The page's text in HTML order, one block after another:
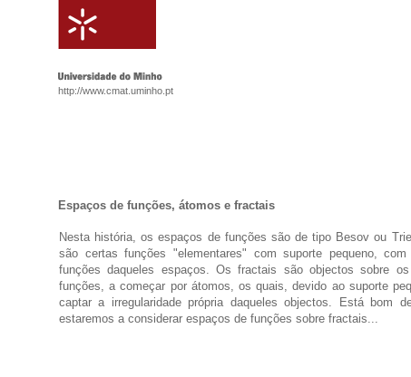
http://www.cmat.uminho.pt
Espaços de funções, átomos e fractais
Nesta história, os espaços de funções são de tipo Besov ou
são certas funções "elementares" com suporte pequeno,
funções daqueles espaços. Os fractais são objectos sobre
funções, a começar por átomos, os quais, devido ao suporte
captar a irregularidade própria daqueles objectos. Está bom
estaremos a considerar espaços de funções sobre fractais...